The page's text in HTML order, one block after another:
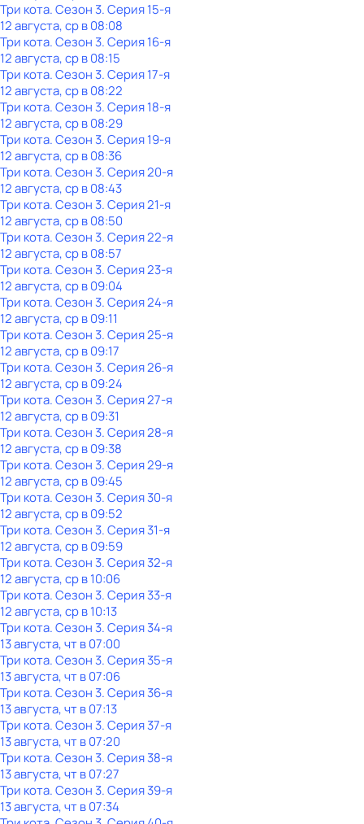
Три кота. Сезон 3. Серия 15-я
12 августа, ср в 08:08
Три кота. Сезон 3. Серия 16-я
12 августа, ср в 08:15
Три кота. Сезон 3. Серия 17-я
12 августа, ср в 08:22
Три кота. Сезон 3. Серия 18-я
12 августа, ср в 08:29
Три кота. Сезон 3. Серия 19-я
12 августа, ср в 08:36
Три кота. Сезон 3. Серия 20-я
12 августа, ср в 08:43
Три кота. Сезон 3. Серия 21-я
12 августа, ср в 08:50
Три кота. Сезон 3. Серия 22-я
12 августа, ср в 08:57
Три кота. Сезон 3. Серия 23-я
12 августа, ср в 09:04
Три кота. Сезон 3. Серия 24-я
12 августа, ср в 09:11
Три кота. Сезон 3. Серия 25-я
12 августа, ср в 09:17
Три кота. Сезон 3. Серия 26-я
12 августа, ср в 09:24
Три кота. Сезон 3. Серия 27-я
12 августа, ср в 09:31
Три кота. Сезон 3. Серия 28-я
12 августа, ср в 09:38
Три кота. Сезон 3. Серия 29-я
12 августа, ср в 09:45
Три кота. Сезон 3. Серия 30-я
12 августа, ср в 09:52
Три кота. Сезон 3. Серия 31-я
12 августа, ср в 09:59
Три кота. Сезон 3. Серия 32-я
12 августа, ср в 10:06
Три кота. Сезон 3. Серия 33-я
12 августа, ср в 10:13
Три кота. Сезон 3. Серия 34-я
13 августа, чт в 07:00
Три кота. Сезон 3. Серия 35-я
13 августа, чт в 07:06
Три кота. Сезон 3. Серия 36-я
13 августа, чт в 07:13
Три кота. Сезон 3. Серия 37-я
13 августа, чт в 07:20
Три кота. Сезон 3. Серия 38-я
13 августа, чт в 07:27
Три кота. Сезон 3. Серия 39-я
13 августа, чт в 07:34